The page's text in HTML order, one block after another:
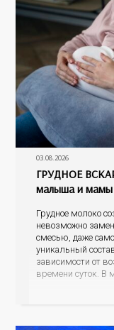
03.08.2026
ГРУДНОЕ
малыша и мамы
Грудное молоко
невозможно
смесью, даже
уникальный
зависимости от
времени суток. В